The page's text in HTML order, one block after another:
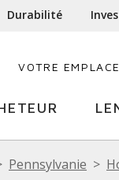
Durabilité
VOTRE
Pennsylvanie